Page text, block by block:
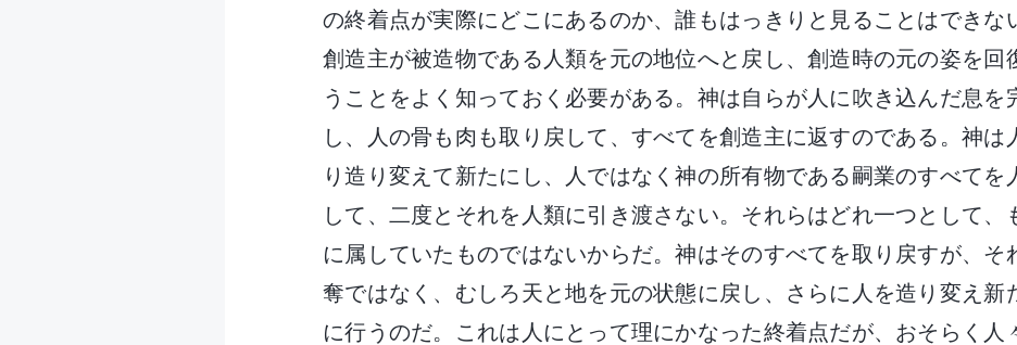
の終着点が実際にどこにあるのか、誰もはっきりと見ることはできな
創造主が被造物である人類を元の地位へと戻し、創造時の元の姿を回
うことをよく知っておく必要がある。神は自らが人に吹き込んだ息を
し、人の骨も肉も取り戻して、すべてを創造主に返すのである。神は
り造り変えて新たにし、人ではなく神の所有物である嗣業のすべてを
して、二度とそれを人類に引き渡さない。それらはどれ一つとして、
に属していたものではないからだ。神はそのすべてを取り戻すが、そ
奪ではなく、むしろ天と地を元の状態に戻し、さらに人を造り変え新
に行うのだ。これは人にとって理にかなった終着点だが、おそらく人